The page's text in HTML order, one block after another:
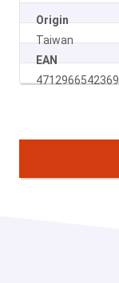
Origin
Taiwan
EAN
4712966542369